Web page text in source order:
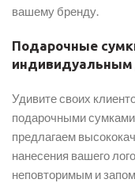
вашему бренду.
Подарочные
индивидуальным
Удивите своих
подарочными
предлагаем
нанесения вашего
неповторимым и